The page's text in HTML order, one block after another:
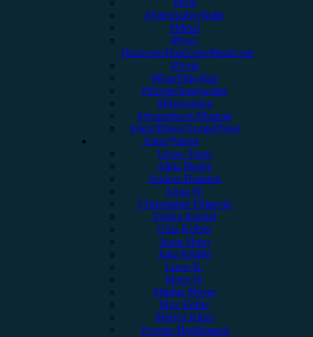
#Pop
#Alternative/Indie
#Metal
#Post-
Hardcore/Hardcore/Metalcore
#Punk
#Rap/Hip-Hop
#Singer/Songwriter
#Electronica
#Soundtrack/Musical
#Jazz/Blues/Gospel/Soul
Autor*innen
Unser Team
Alina Hasky
Andrea Holstein
Anna W.
Christopher Filipecki
Emilia Knebel
Gina Köhler
Jonas Horn
Julia Köhler
Lucie K.
Marie H.
Marius Meyer
Max Keller
Melvin Klein
Yvonne Hopfensack